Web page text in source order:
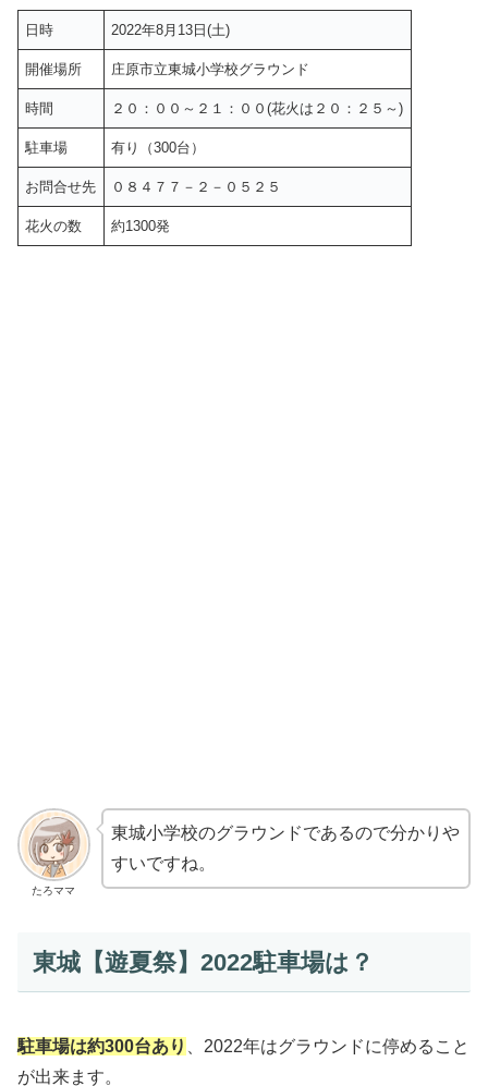
日時 2022年8月13日(土)
開催場所 庄原市立東城小学校グラウンド
時間 ２０：００～２１：００(花火は２０：２５～)
駐車場 有り（300台）
お問合せ先 ０８４７７－２－０５２５
花火の数 約1300発
たろママ
東城小学校のグラウンドであるので分かりや
すいですね。
東城【遊夏祭】2022駐車場は？
駐車場は約300台あり
、2022年はグラウンドに停めること
が出来ます。